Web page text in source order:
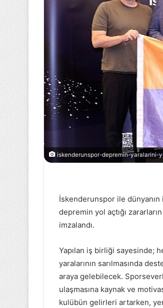
iskenderunspor-depremin-
İskenderunspor ile dünyanın
depremin yol açtığı
imzalandı.
Yapılan iş birliği sayesinde;
yaralarının sarılmasında
araya gelebilecek.
ulaşmasına kaynak ve
kulübün gelirleri artarken,
yıllık